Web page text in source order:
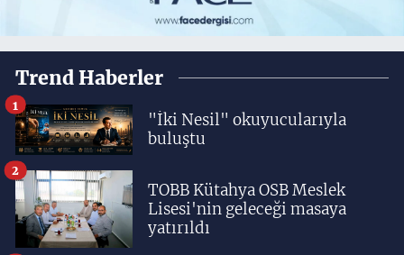
Trend Haberler
"İki Nesil" okuyucularıyla
buluştu
1
TOBB Kütahya OSB Meslek
Lisesi'nin geleceği masaya
yatırıldı
2